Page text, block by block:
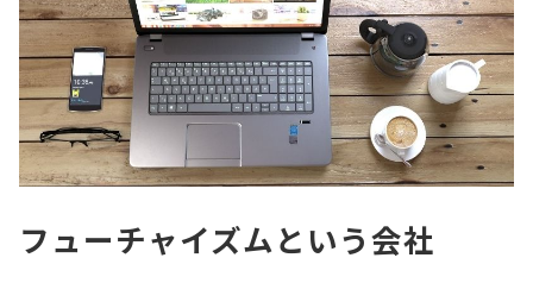
フューチャイズムという会社